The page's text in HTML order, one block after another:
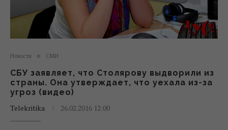
Новости СМИ
СБУ заявляет, что Столярову выдворили из
страны. Она утверждает, что уехала из-за
угроз (видео)
Telekritika
26.02.2016 12:00